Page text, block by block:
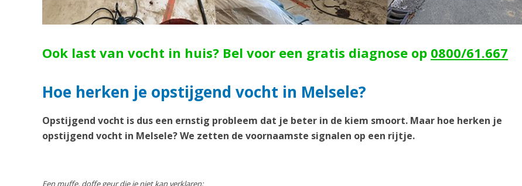
Ook last van vocht in huis? Bel voor een gratis diagnose op 0800/61.667
Hoe herken je opstijgend vocht in Melsele?
Opstijgend vocht is dus een ernstig probleem dat je beter in de kiem smoort. Maar hoe herken je
opstijgend vocht in Melsele? We zetten de voornaamste signalen op een rijtje.
Een muffe, doffe geur die je niet kan verklaren;